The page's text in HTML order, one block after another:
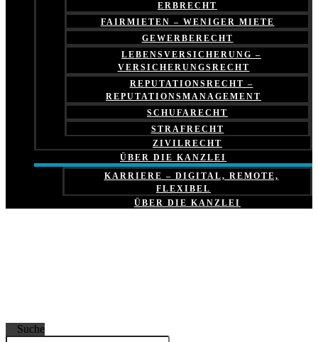
ERBRECHT
FAIRMIETEN – WENIGER MIETE
GEWERBERECHT
LEBENSVERSICHERUNG –
VERSICHERUNGSRECHT
REPUTATIONSRECHT –
REPUTATIONSMANAGEMENT
SCHUFARECHT
STRAFRECHT
ZIVILRECHT
ÜBER DIE KANZLEI
KARRIERE – DIGITAL, REMOTE,
FLEXIBEL
ÜBER DIE KANZLEI
Suche